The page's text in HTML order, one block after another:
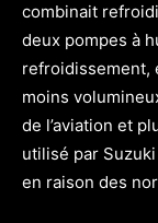
combinait
deux pompes à
refroidissement,
moins
de l’aviation et
utilisé par Suzuki
en raison des